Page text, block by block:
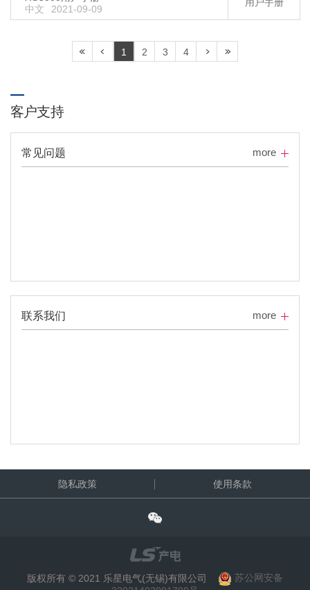
中文
2021-09-09
1 2 3 4
客户支持
常见问题 more
联系我们 more
隐私政策 使用条款
版权所有 © 2021 乐星电气(无锡)有限公司
苏公网安备